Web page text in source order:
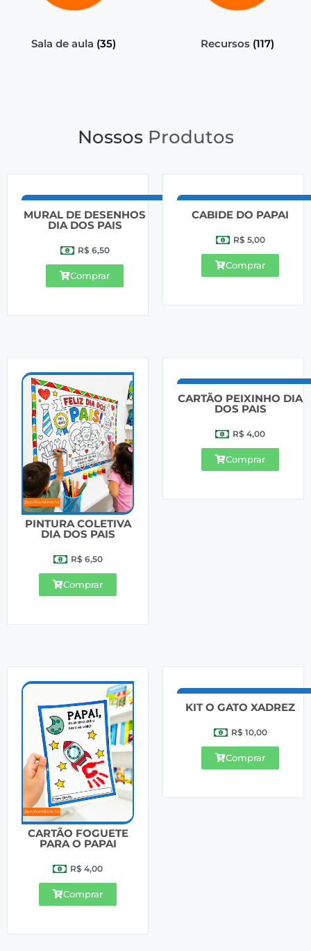
Sala de aula (35) Recursos (117)
Nossos Produtos
MURAL DE DESENHOS
DIA DOS PAIS
R$ 6,50
Comprar
CABIDE DO PAPAI
R$ 5,00
Comprar
PINTURA COLETIVA
DIA DOS PAIS
R$ 6,50
Comprar
CARTÃO PEIXINHO DIA
DOS PAIS
R$ 4,00
Comprar
CARTÃO FOGUETE
PARA O PAPAI
R$ 4,00
Comprar
KIT O GATO XADREZ
R$ 10,00
Comprar